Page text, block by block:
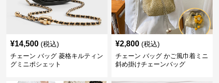
¥14,500 (税込)
チェーン バッグ 菱格キルティン
グミニポシェット
¥2,800 (税込)
チェーン バッグ かご風巾着ミニ
斜め掛けチェーンバッグ